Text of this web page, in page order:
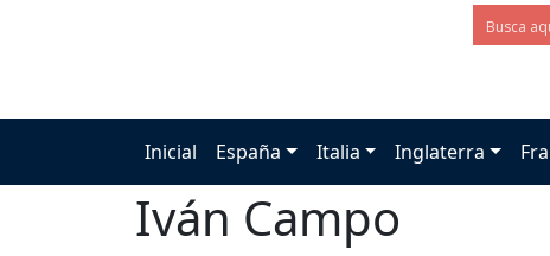
Inicial España Italia Inglaterra
Iván Campo